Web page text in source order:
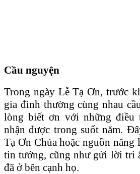
Cầu nguyện
Trong ngày Lễ Tạ Ơn, trước
gia đình thường cùng nhau
lòng biết ơn với những điều
nhận được trong suốt năm.
Tạ Ơn Chúa hoặc nguồn năng
tin tưởng, cũng như gửi lời tri
đã ở bên cạnh họ.